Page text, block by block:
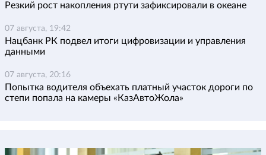
Резкий рост накопления ртути зафиксировали в океане
07 августа, 19:42
Нацбанк РК подвел итоги цифровизации и управления
данными
07 августа, 20:16
Попытка водителя объехать платный участок дороги по
степи попала на камеры «КазАвтоЖола»